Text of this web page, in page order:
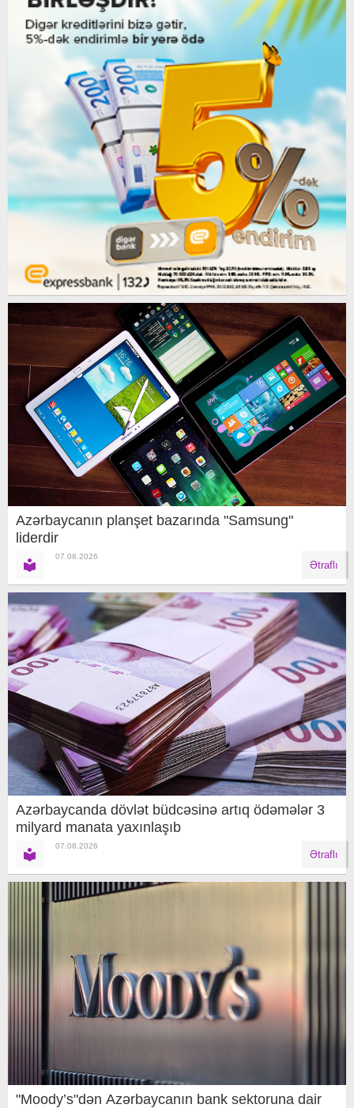
Azərbaycanın planşet bazarında "Samsung"
liderdir
07.08.2026
Ətraflı
Azərbaycanda dövlət büdcəsinə artıq ödəmələr 3
milyard manata yaxınlaşıb
07.08.2026
Ətraflı
"Moody’s"dən Azərbaycanın bank sektoruna dair